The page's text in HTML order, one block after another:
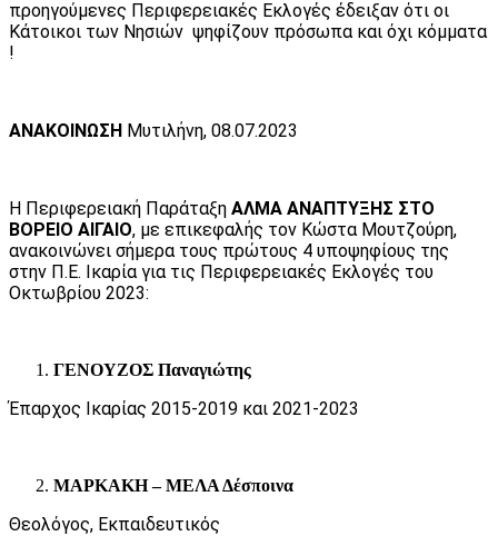
προηγούμενες Περιφερειακές Εκλογές έδειξαν ότι οι
Κάτοικοι των Νησιών ψηφίζουν πρόσωπα και όχι κόμματα
!
ΑΝΑΚΟΙΝΩΣΗ Μυτιλήνη, 08.07.2023
Η Περιφερειακή Παράταξη ΑΛΜΑ ΑΝΑΠΤΥΞΗΣ ΣΤΟ
ΒΟΡΕΙΟ ΑΙΓΑΙΟ, με επικεφαλής τον Κώστα Μουτζούρη,
ανακοινώνει σήμερα τους πρώτους 4 υποψηφίους της
στην Π.Ε. Ικαρία για τις Περιφερειακές Εκλογές του
Οκτωβρίου 2023:
ΓΕΝΟΥΖΟΣ Παναγιώτης
Έπαρχος Ικαρίας 2015-2019 και 2021-2023
ΜΑΡΚΑΚΗ – ΜΕΛΑ Δέσποινα
Θεολόγος, Εκπαιδευτικός